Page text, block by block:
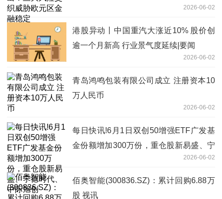
2026-06-02
港股异动丨中国重汽大涨近10% 股价创
逾一个月新高 行业景气度延续|要闻
2026-06-02
青岛鸿鸣包装有限公司成立 注册资本10
万人民币
2026-06-02
每日快讯!6月1日双创50增强ETF广发基
金份额增加300万份，重仓股新易盛、宁
2026-06-02
佰奥智能(300836.SZ)：累计回购6.88万
股 视讯